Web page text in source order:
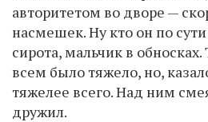
авторитетом во дворе —
насмешек. Ну кто он по
сирота, мальчик в обносках.
всем было тяжело, но,
тяжелее всего. Над ним
дружил.